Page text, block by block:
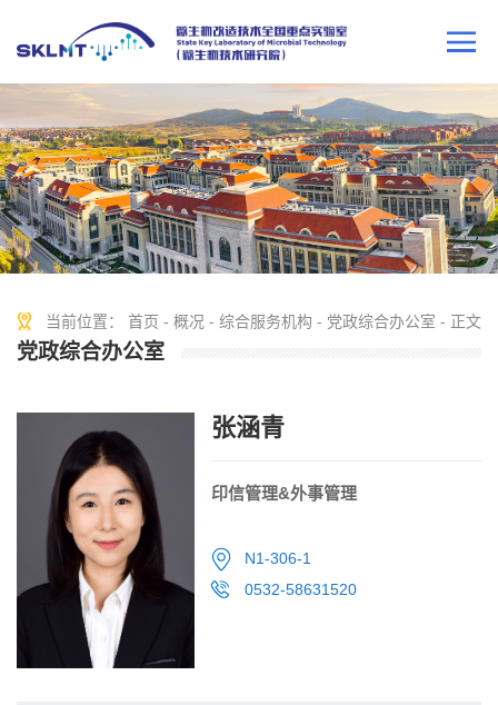
当前位置： 首页 - 概况 - 综合服务机构 - 党政综合办公室 - 正文
党政综合办公室
张涵青
印信管理&外事管理
N1-306-1
0532-58631520